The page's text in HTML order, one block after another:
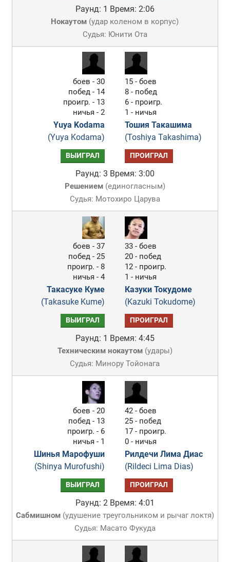
Раунд: 1 Время: 2:06
Нокаутом (удар коленом в корпус)
Судья: Юнити Ота
боев - 30
побед - 14
проигр. - 13
ничья - 2
Yuya Kodama
(Yuya Kodama)
15 - боев
8 - побед
6 - проигр.
1 - ничья
Тошия Такашима
(Toshiya Takashima)
ВЫИГРАЛ ПРОИГРАЛ
Раунд: 3 Время: 3:00
Решением(единогласным)
Судья: Мотохиро Царува
боев - 37
побед - 25
проигр. - 8
ничья - 4
Такасуке Куме
(Takasuke Kume)
33 - боев
20 - побед
12 - проигр.
1 - ничья
Казуки Токудоме
(Kazuki Tokudome)
ВЫИГРАЛ ПРОИГРАЛ
Раунд: 1 Время: 4:45
Техническим нокаутом(удары)
Судья: Минору Тойонага
боев - 20
побед - 13
проигр. - 6
ничья - 1
Шинья Марофуши
(Shinya Murofushi)
42 - боев
25 - побед
17 - проигр.
0 - ничья
Рилдечи Лима Диас
(Rildeci Lima Dias)
ВЫИГРАЛ ПРОИГРАЛ
Раунд: 2 Время: 4:01
Сабмишном(удушение треугольником и рычаг локтя)
Судья: Масато Фукуда